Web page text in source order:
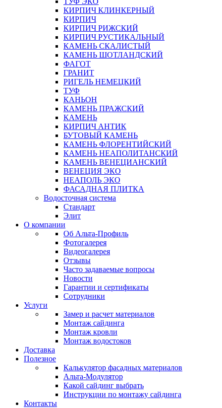
КИРПИЧ КЛИНКЕРНЫЙ
КИРПИЧ
КИРПИЧ РИЖСКИЙ
КИРПИЧ РУСТИКАЛЬНЫЙ
КАМЕНЬ СКАЛИСТЫЙ
КАМЕНЬ ШОТЛАНДСКИЙ
ФАГОТ
ГРАНИТ
РИГЕЛЬ НЕМЕЦКИЙ
ТУФ
КАНЬОН
КАМЕНЬ ПРАЖСКИЙ
КАМЕНЬ
КИРПИЧ АНТИК
БУТОВЫЙ КАМЕНЬ
КАМЕНЬ ФЛОРЕНТИЙСКИЙ
КАМЕНЬ НЕАПОЛИТАНСКИЙ
КАМЕНЬ ВЕНЕЦИАНСКИЙ
ВЕНЕЦИЯ ЭКО
НЕАПОЛЬ ЭКО
ФАСАДНАЯ ПЛИТКА
Водосточная система
Стандарт
Элит
О компании
Об Альта-Профиль
Фотогалерея
Видеогалерея
Отзывы
Часто задаваемые вопросы
Новости
Гарантии и сертификаты
Сотрудники
Услуги
Замер и расчет материалов
Монтаж сайдинга
Монтаж кровли
Монтаж водостоков
Доставка
Полезное
Калькулятор фасадных материалов
Альта-Модулятор
Какой сайдинг выбрать
Инструкции по монтажу сайдинга
Контакты